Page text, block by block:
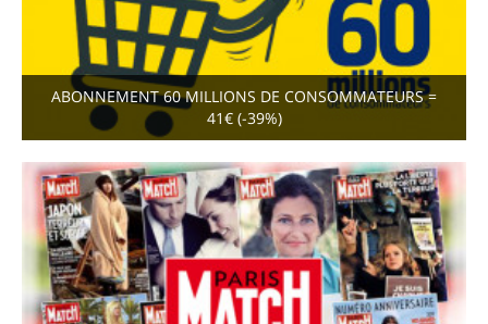
ABONNEMENT 60 MILLIONS DE CONSOMMATEURS =
41€ (-39%)